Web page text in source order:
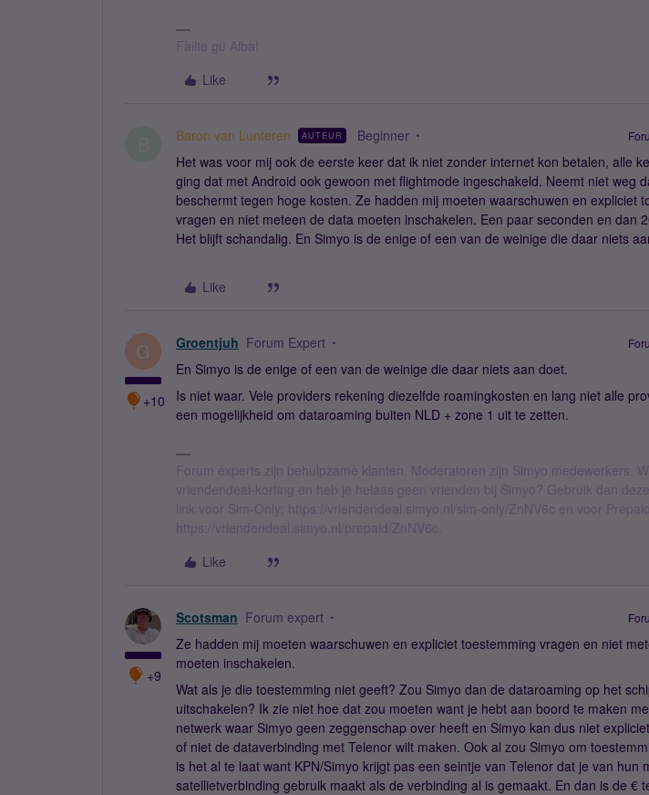
Fàilte gu Alba!
Like
Baron van Lunteren AUTEUR Beginner
Het was voor mij ook de eerste keer dat ik niet zonder internet kon betalen, alle
ging dat met Android ook gewoon met flightmode ingeschakeld. Neemt niet weg
beschermt tegen hoge kosten. Ze hadden mij moeten waarschuwen en expliciet
vragen en niet meteen de data moeten inschakelen. Een paar seconden en dan
Het blijft schandalig. En Simyo is de enige of een van de weinige die daar niets
Like
G
+10
Groentjuh Forum Expert
En Simyo is de enige of een van de weinige die daar niets aan doet.
Is niet waar. Vele providers rekening diezelfde roamingkosten en lang niet alle
een mogelijkheid om dataroaming buiten NLD + zone 1 uit te zetten.
Forum experts zijn behulpzame klanten. Moderatoren zijn Simyo medewerkers.
vriendendeal-korting en heb je helaas geen vrienden bij Simyo? Gebruik dan
link voor Sim-Only: https://vriendendeal.simyo.nl/sim-only/ZnNV6c en voor Prepaid:
https://vriendendeal.simyo.nl/prepaid/ZnNV6c.
Like
+9
Scotsman Forum expert
Ze hadden mij moeten waarschuwen en expliciet toestemming vragen en niet
moeten inschakelen.
Wat als je die toestemming niet geeft? Zou Simyo dan de dataroaming op het
uitschakelen? Ik zie niet hoe dat zou moeten want je hebt aan boord te maken
netwerk waar Simyo geen zeggenschap over heeft en Simyo kan dus niet
of niet de dataverbinding met Telenor wilt maken. Ook al zou Simyo om
is het al te laat want KPN/Simyo krijgt pas een seintje van Telenor dat je van hun
satellietverbinding gebruik maakt als de verbinding al is gemaakt. En dan is de €